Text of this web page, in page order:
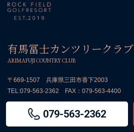
079-563-2362
有馬冨士カンツリークラブ
ARIMAFUJI COUNTRY CLUB
〒669-1507 兵庫県三田市香下2003
TEL:079-563-2362 FAX：079-563-4400